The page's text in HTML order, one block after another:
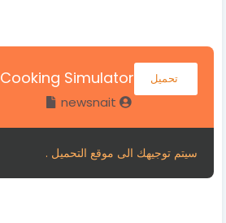
Cooking Simulator تحميل
سيتم توجيهك الى موقع التحميل .